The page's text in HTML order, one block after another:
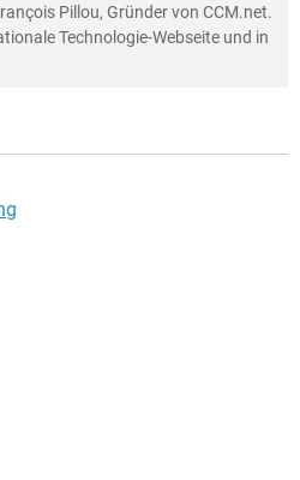
Pillou, Gründer von CCM.net.
Technologie-Webseite und in